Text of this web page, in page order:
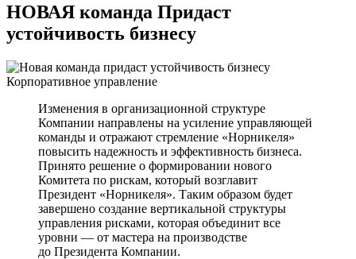
НОВАЯ команда Придаст
устойчивость бизнесу
Корпоративное управление
Изменения в организационной структуре
Компании направлены на усиление управляющей
команды и отражают стремление «Норникеля»
повысить надежность и эффективность бизнеса.
Принято решение о формировании нового
Комитета по рискам, который возглавит
Президент «Норникеля». Таким образом будет
завершено создание вертикальной структуры
управления рисками, которая объединит все
уровни — от мастера на производстве
до Президента Компании.